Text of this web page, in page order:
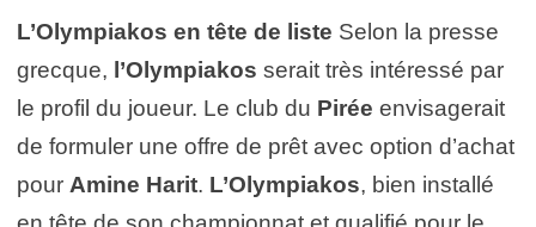
L’Olympiakos en tête de liste Selon la presse
grecque, l’Olympiakos serait très intéressé par
le profil du joueur. Le club du Pirée envisagerait
de formuler une offre de prêt avec option d’achat
pour Amine Harit. L’Olympiakos, bien installé